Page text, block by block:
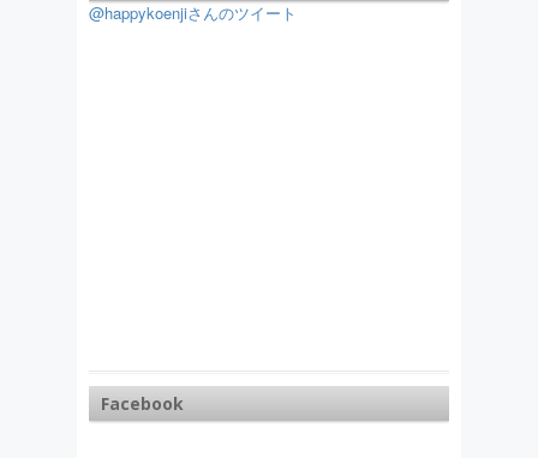
@happykoenjiさんのツイート
Facebook